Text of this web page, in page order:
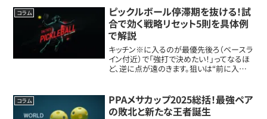
コラム
ピックルボール停滞期を抜ける！試
合で効く戦略リセット5則を具体例
で解説
キッチン※に入るのが最優先後ろ（ベースラ
イン付近）で「強打で決めたい！」ってなるほ
ど、逆に点が遠のきます。狙いは“前に入
ブ※→③1歩ずつ前へ、の流れが鉄板です...
コラム
PPAメサカップ2025総括！最強ペア
の敗北と新たな王者誕生